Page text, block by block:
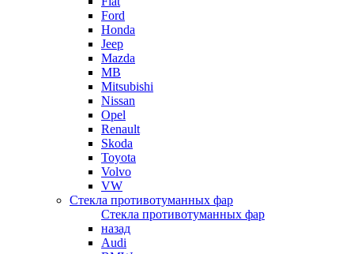
Ford
Honda
Jeep
Mazda
MB
Mitsubishi
Nissan
Opel
Renault
Skoda
Toyota
Volvo
VW
Стекла противотуманных фар
Стекла противотуманных фар
назад
Audi